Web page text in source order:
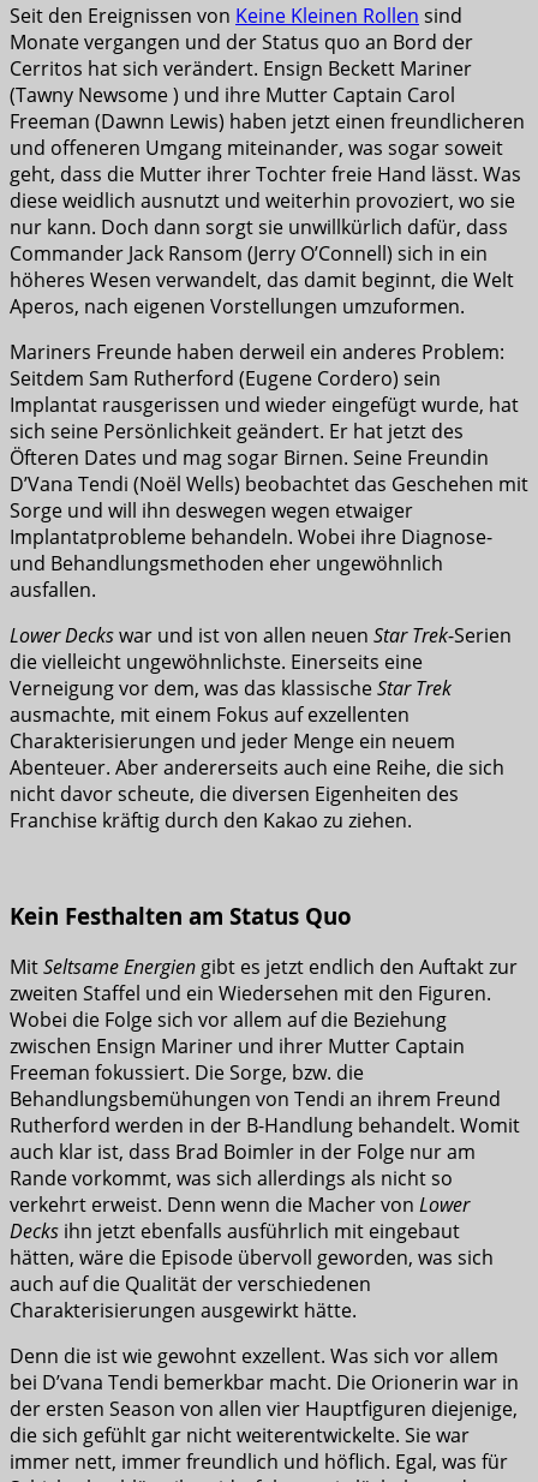
Seit den Ereignissen von Keine Kleinen Rollen sind
Monate vergangen und der Status quo an Bord der
Cerritos hat sich verändert. Ensign Beckett Mariner
(Tawny Newsome ) und ihre Mutter Captain Carol
Freeman (Dawnn Lewis) haben jetzt einen freundlicheren
und offeneren Umgang miteinander, was sogar soweit
geht, dass die Mutter ihrer Tochter freie Hand lässt. Was
diese weidlich ausnutzt und weiterhin provoziert, wo sie
nur kann. Doch dann sorgt sie unwillkürlich dafür, dass
Commander Jack Ransom (Jerry O’Connell) sich in ein
höheres Wesen verwandelt, das damit beginnt, die Welt
Aperos, nach eigenen Vorstellungen umzuformen.
Mariners Freunde haben derweil ein anderes Problem:
Seitdem Sam Rutherford (Eugene Cordero) sein
Implantat rausgerissen und wieder eingefügt wurde, hat
sich seine Persönlichkeit geändert. Er hat jetzt des
Öfteren Dates und mag sogar Birnen. Seine Freundin
D’Vana Tendi (Noël Wells) beobachtet das Geschehen mit
Sorge und will ihn deswegen wegen etwaiger
Implantatprobleme behandeln. Wobei ihre Diagnose-
und Behandlungsmethoden eher ungewöhnlich
ausfallen.
Lower Deckswar und ist von allen neuen Star Trek-Serien
die vielleicht ungewöhnlichste. Einerseits eine
Verneigung vor dem, was das klassischeStar Trek
ausmachte, mit einem Fokus auf exzellenten
Charakterisierungen und jeder Menge ein neuem
Abenteuer. Aber andererseits auch eine Reihe, die sich
nicht davor scheute, die diversen Eigenheiten des
Franchise kräftig durch den Kakao zu ziehen.
Kein Festhalten am Status Quo
MitSeltsame Energien gibt es jetzt endlich den Auftakt zur
zweiten Staffel und ein Wiedersehen mit den Figuren.
Wobei die Folge sich vor allem auf die Beziehung
zwischen Ensign Mariner und ihrer Mutter Captain
Freeman fokussiert. Die Sorge, bzw. die
Behandlungsbemühungen von Tendi an ihrem Freund
Rutherford werden in der B-Handlung behandelt. Womit
auch klar ist, dass Brad Boimler in der Folge nur am
Rande vorkommt, was sich allerdings als nicht so
verkehrt erweist. Denn wenn die Macher von Lower
Decks ihn jetzt ebenfalls ausführlich mit eingebaut
hätten, wäre die Episode übervoll geworden, was sich
auch auf die Qualität der verschiedenen
Charakterisierungen ausgewirkt hätte.
Denn die ist wie gewohnt exzellent. Was sich vor allem
bei D’vana Tendi bemerkbar macht. Die Orionerin war in
der ersten Season von allen vier Hauptfiguren diejenige,
die sich gefühlt gar nicht weiterentwickelte. Sie war
immer nett, immer freundlich und höflich. Egal, was für